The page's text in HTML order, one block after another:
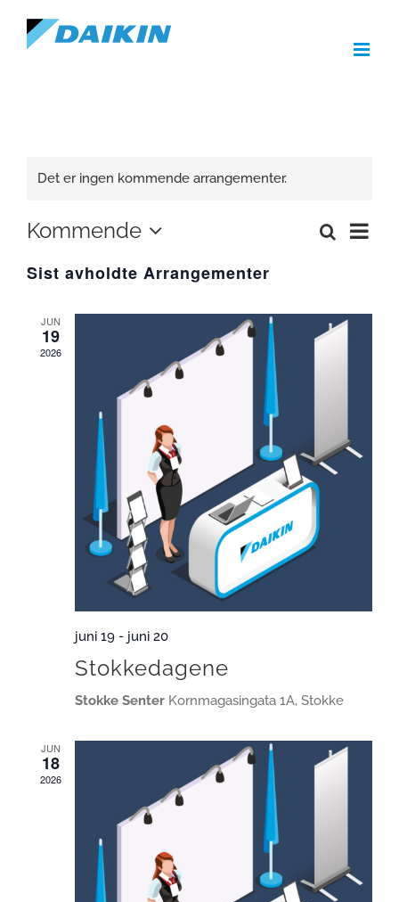
content
Det er ingen kommende arrangementer.
Søk
Views
Liste
Kommende
dato.
Sist avholdte Arrangementer
JUN
19
2026
juni 19 - juni 20
Stokkedagene
Stokke Senter Kornmagasingata 1A, Stokke
JUN
18
2026